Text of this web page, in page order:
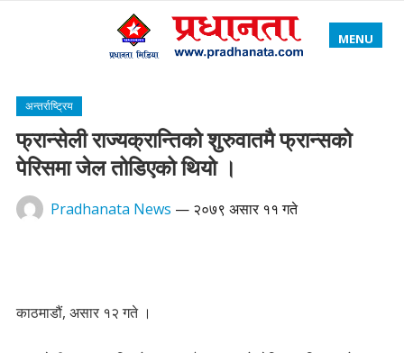
MENU
अन्तर्राष्ट्रिय
फ्रान्सेली राज्यक्रान्तिको शुरुवातमै फ्रान्सको
पेरिसमा जेल तोडिएको थियो ।
Pradhanata News — २०७९ असार ११ गते
काठमाडौं, असार १२ गते ।